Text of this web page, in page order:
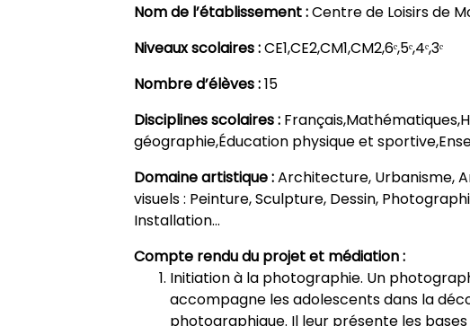
Nom de l’établissement :Centre de Loisirs de
Niveaux scolaires :CE1,CE2,CM1,CM2,6ᵉ,5ᵉ,4ᵉ,3ᵉ
Nombre d’élèves :15
Disciplines scolaires :
géographie,Éducation physique et
Domaine artistique :Architecture, Urbanisme,
visuels : Peinture, Sculpture, Dessin,
Installation…
Compte rendu du projet et médiation :
Initiation à la photographie. Un
accompagne les adolescents dans la
photographique. Il leur présente les